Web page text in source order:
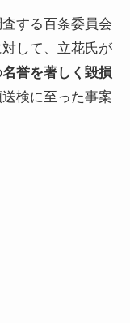
する百条委員会
して、立花氏が
名誉を著しく毀損
検に至った事案